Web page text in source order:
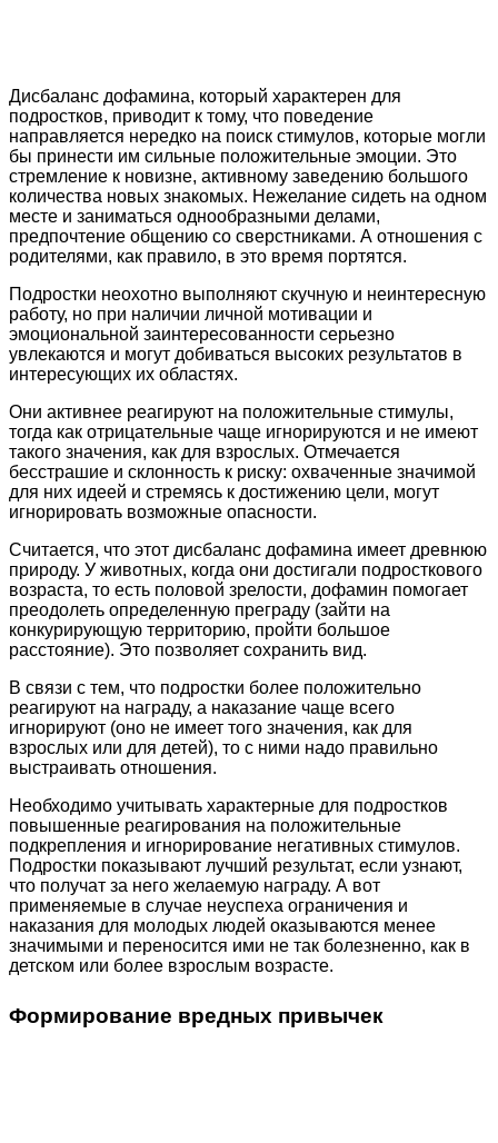
Дисбаланс дофамина, который характерен для
подростков, приводит к тому, что поведение
направляется нередко на поиск стимулов, которые могли
бы принести им сильные положительные эмоции. Это
стремление к новизне, активному заведению большого
количества новых знакомых. Нежелание сидеть на одном
месте и заниматься однообразными делами,
предпочтение общению со сверстниками. А отношения с
родителями, как правило, в это время портятся.
Подростки неохотно выполняют скучную и неинтересную
работу, но при наличии личной мотивации и
эмоциональной заинтересованности серьезно
увлекаются и могут добиваться высоких результатов в
интересующих их областях.
Они активнее реагируют на положительные стимулы,
тогда как отрицательные чаще игнорируются и не имеют
такого значения, как для взрослых. Отмечается
бесстрашие и склонность к риску: охваченные значимой
для них идеей и стремясь к достижению цели, могут
игнорировать возможные опасности.
Считается, что этот дисбаланс дофамина имеет древнюю
природу. У животных, когда они достигали подросткового
возраста, то есть половой зрелости, дофамин помогает
преодолеть определенную преграду (зайти на
конкурирующую территорию, пройти большое
расстояние). Это позволяет сохранить вид.
В связи с тем, что подростки более положительно
реагируют на награду, а наказание чаще всего
игнорируют (оно не имеет того значения, как для
взрослых или для детей), то с ними надо правильно
выстраивать отношения.
Необходимо учитывать характерные для подростков
повышенные реагирования на положительные
подкрепления и игнорирование негативных стимулов.
Подростки показывают лучший результат, если узнают,
что получат за него желаемую награду. А вот
применяемые в случае неуспеха ограничения и
наказания для молодых людей оказываются менее
значимыми и переносится ими не так болезненно, как в
детском или более взрослым возрасте.
Формирование вредных привычек